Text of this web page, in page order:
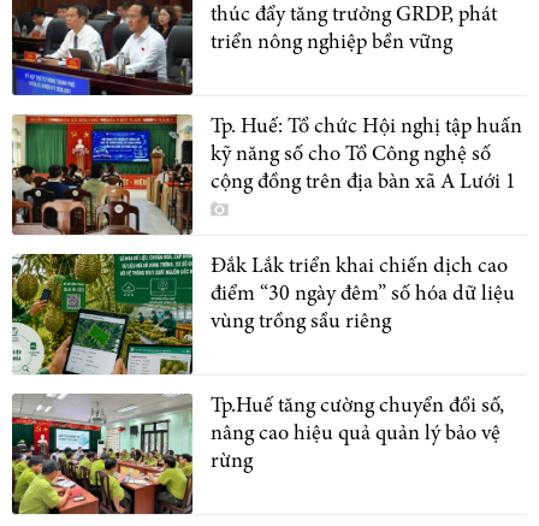
thúc đẩy tăng trưởng GRDP, phát
triển nông nghiệp bền vững
Tp. Huế: Tổ chức Hội nghị tập huấn
kỹ năng số cho Tổ Công nghệ số
cộng đồng trên địa bàn xã A Lưới 1
Đắk Lắk triển khai chiến dịch cao
điểm “30 ngày đêm” số hóa dữ liệu
vùng trồng sầu riêng
Tp.Huế tăng cường chuyển đổi số,
nâng cao hiệu quả quản lý bảo vệ
rừng